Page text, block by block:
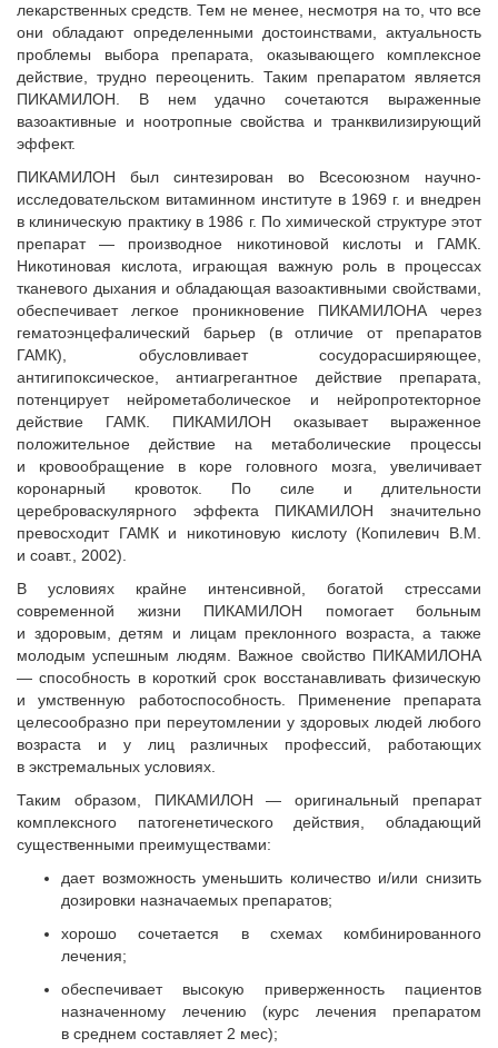
лекарственных средств. Тем не менее, несмотря на то, что все
они обладают определенными достоинствами, актуальность
проблемы выбора препарата, оказывающего комплексное
действие, трудно переоценить. Таким препаратом является
ПИКАМИЛОН. В нем удачно сочетаются выраженные
вазоактивные и ноотропные свойства и транквилизирующий
эффект.
ПИКАМИЛОН был синтезирован во Всесоюзном научно-
исследовательском витаминном институте в 1969 г. и внедрен
в клиническую практику в 1986 г. По химической структуре этот
препарат — производное никотиновой кислоты и ГАМК.
Никотиновая кислота, играющая важную роль в процессах
тканевого дыхания и обладающая вазоактивными свойствами,
обеспечивает легкое проникновение ПИКАМИЛОНА через
гематоэнцефалический барьер (в отличие от препаратов
ГАМК), обусловливает сосудорасширяющее,
антигипоксическое, антиагрегантное действие препарата,
потенцирует нейрометаболическое и нейропротекторное
действие ГАМК. ПИКАМИЛОН оказывает выраженное
положительное действие на метаболические процессы
и кровообращение в коре головного мозга, увеличивает
коронарный кровоток. По силе и длительности
цереброваскулярного эффекта ПИКАМИЛОН значительно
превосходит ГАМК и никотиновую кислоту (Копилевич В.М.
и соавт., 2002).
В условиях крайне интенсивной, богатой стрессами
современной жизни ПИКАМИЛОН помогает больным
и здоровым, детям и лицам преклонного возраста, а также
молодым успешным людям. Важное свойство ПИКАМИЛОНА
— способность в короткий срок восстанавливать физическую
и умственную работоспособность. Применение препарата
целесообразно при переутомлении у здоровых людей любого
возраста и у лиц различных профессий, работающих
в экстремальных условиях.
Таким образом, ПИКАМИЛОН — оригинальный препарат
комплексного патогенетического действия, обладающий
существенными преимуществами:
дает возможность уменьшить количество и/или снизить
дозировки назначаемых препаратов;
хорошо сочетается в схемах комбинированного
лечения;
обеспечивает высокую приверженность пациентов
назначенному лечению (курс лечения препаратом
в среднем составляет 2 мес);